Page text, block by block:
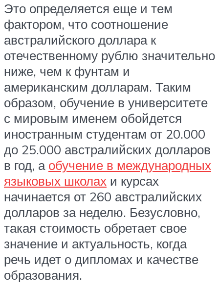
Это определяется еще и тем
фактором, что соотношение
австралийского доллара к
отечественному рублю значительно
ниже, чем к фунтам и
американским долларам. Таким
образом, обучение в университете
с мировым именем обойдется
иностранным студентам от 20.000
до 25.000 австралийских долларов
в год, а обучение в международных
языковых школах и курсах
начинается от 260 австралийских
долларов за неделю. Безусловно,
такая стоимость обретает свое
значение и актуальность, когда
речь идет о дипломах и качестве
образования.